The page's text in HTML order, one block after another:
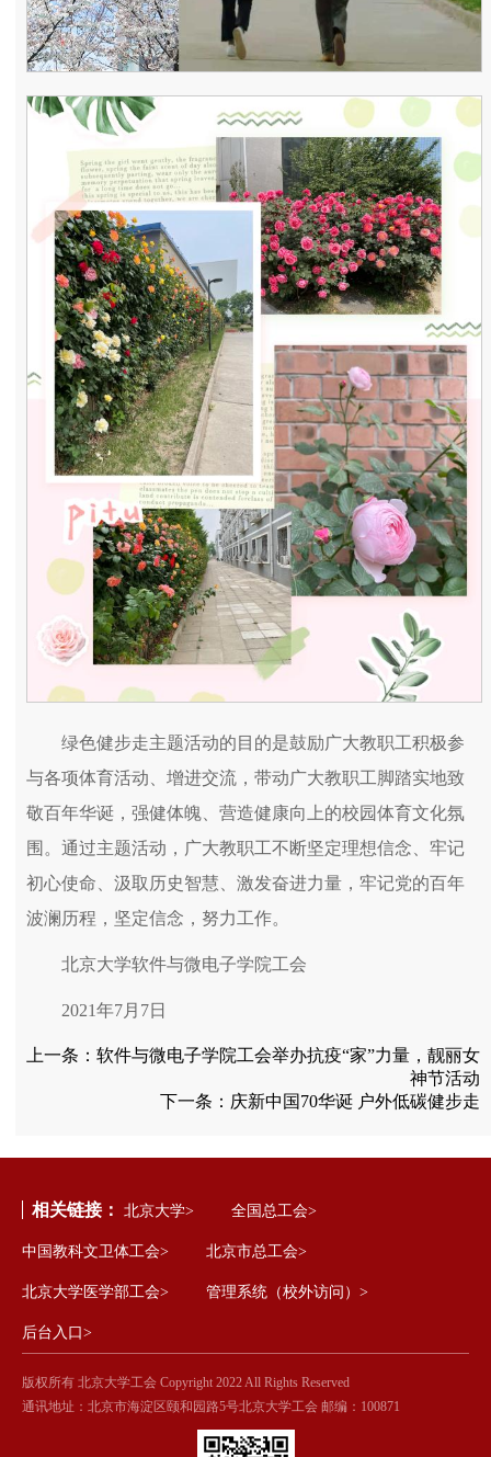
绿色健步走主题活动的目的是鼓励广大教职工积极参
与各项体育活动、增进交流，带动广大教职工脚踏实地致
敬百年华诞，强健体魄、营造健康向上的校园体育文化氛
围。通过主题活动，广大教职工不断坚定理想信念、牢记
初心使命、汲取历史智慧、激发奋进力量，牢记党的百年
波澜历程，坚定信念，努力工作。
北京大学软件与微电子学院工会
2021年7月7日
上一条： 软件与微电子学院工会举办抗疫“家”力量，靓丽女
神节活动
下一条： 庆新中国70华诞 户外低碳健步走
相关链接： 北京大学> 全国总工会>
中国教科文卫体工会> 北京市总工会>
北京大学医学部工会> 管理系统（校外访问）>
后台入口>
版权所有 北京大学工会 Copyright 2022 All Rights Reserved
通讯地址：北京市海淀区颐和园路5号北京大学工会 邮编：100871